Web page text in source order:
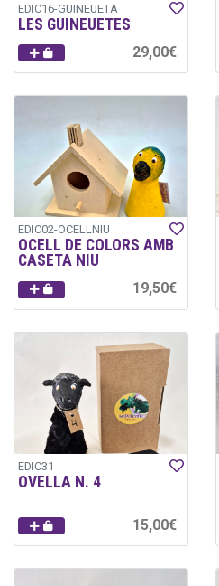
EDIC16-GUINEUETA
LES GUINEUETES
29,00€
EDIC02-OCELLNIU
OCELL DE COLORS AMB
CASETA NIU
19,50€
EDIC31
OVELLA N. 4
15,00€